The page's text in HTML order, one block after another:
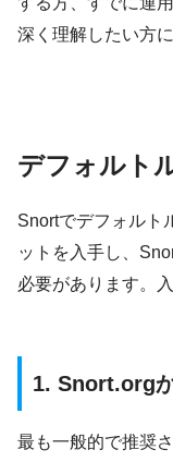
深く理解したい方
デフォルト
Snortでデフォルト
ットを入手し、
必要があります。
1. Snort.org
最も一般的で推奨